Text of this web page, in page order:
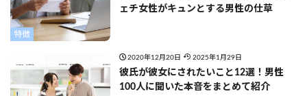
特徴
ェチ女性がキュンとする男性の仕草
2020年12月20日 2025年1月29日
彼氏が彼女にされたいこと12選！男性
100人に聞いた本音をまとめて紹介